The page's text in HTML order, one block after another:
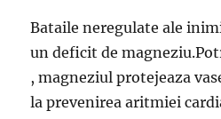
Bataile neregulate ale
un deficit de
, magneziul protejeaza
la prevenirea aritmiei